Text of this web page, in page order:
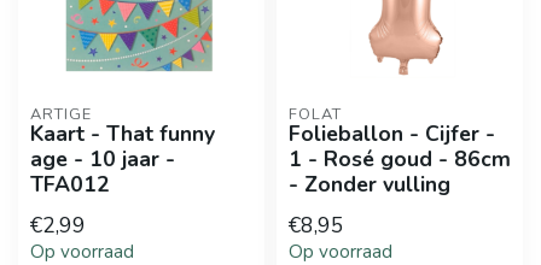
ARTIGE
Kaart - That funny
age - 10 jaar -
TFA012
€2,99
Op voorraad
FOLAT
Folieballon - Cijfer -
1 - Rosé goud - 86cm
- Zonder vulling
€8,95
Op voorraad